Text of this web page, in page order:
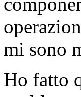
mi sono
Ho fatto